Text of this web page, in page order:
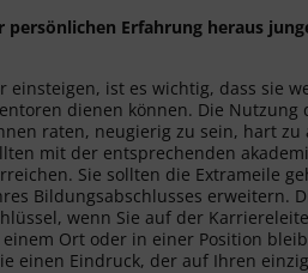
persönlichen Erfahrung heraus
einsteigen, ist es wichtig, dass sie
dienen können. Die
raten, neugierig zu sein, hart
mit der entsprechenden
Sie sollten die Extrameile
Bildungsabschlusses erweitern.
wenn Sie auf der
Ort oder in einer Position
einen Eindruck, der auf Ihren